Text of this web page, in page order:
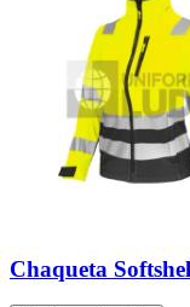
Chaqueta